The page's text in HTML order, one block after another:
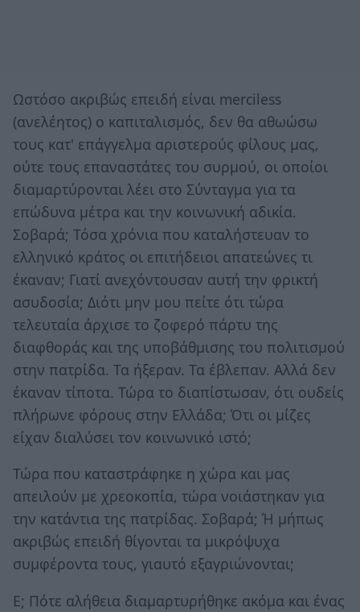
Ωστόσο ακριβώς επειδή είναι merciless
(ανελέητος) ο καπιταλισμός, δεν θα αθωώσω
τους κατ' επάγγελμα αριστερούς φίλους μας,
ούτε τους επαναστάτες του συρμού, οι οποίοι
διαμαρτύρονται λέει στο Σύνταγμα για τα
επώδυνα μέτρα και την κοινωνική αδικία.
Σοβαρά; Τόσα χρόνια που καταλήστευαν το
ελληνικό κράτος οι επιτήδειοι απατεώνες τι
έκαναν; Γιατί ανεχόντουσαν αυτή την φρικτή
ασυδοσία; Διότι μην μου πείτε ότι τώρα
τελευταία άρχισε το ζοφερό πάρτυ της
διαφθοράς και της υποβάθμισης του πολιτισμού
στην πατρίδα. Τα ήξεραν. Τα έβλεπαν. Αλλά δεν
έκαναν τίποτα. Τώρα το διαπίστωσαν, ότι ουδείς
πλήρωνε φόρους στην Ελλάδα; Ότι οι μίζες
είχαν διαλύσει τον κοινωνικό ιστό;
Τώρα που καταστράφηκε η χώρα και μας
απειλούν με χρεοκοπία, τώρα νοιάστηκαν για
την κατάντια της πατρίδας. Σοβαρά; Ή μήπως
ακριβώς επειδή θίγονται τα μικρόψυχα
συμφέροντα τους, γιαυτό εξαγριώνονται;
Ε; Πότε αλήθεια διαμαρτυρήθηκε ακόμα και ένας